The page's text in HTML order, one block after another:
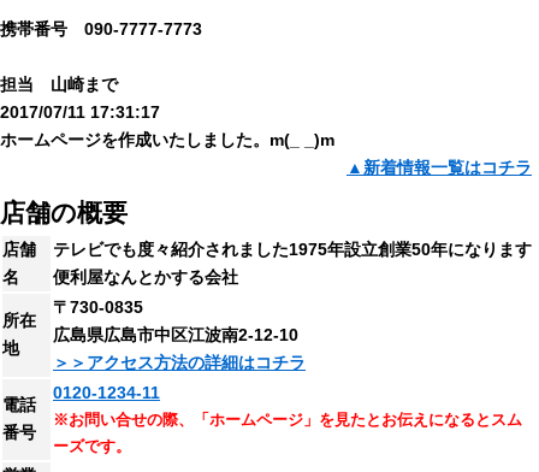
携帯番号 090-7777-7773
担当 山崎まで
2017/07/11 17:31:17
ホームページを作成いたしました。m(_ _)m
▲新着情報一覧はコチラ
店舗の概要
店舗
名
テレビでも度々紹介されました1975年設立創業50年になります
便利屋なんとかする会社
所在
地
〒730-0835
広島県広島市中区江波南2-12-10
＞＞アクセス方法の詳細はコチラ
電話
番号
0120-1234-11
※お問い合せの際、「ホームページ」を見たとお伝えになるとスム
ーズです。